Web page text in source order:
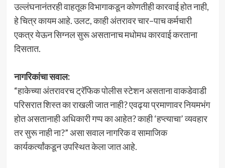
उल्लंघनानंतरही वाहतूक विभागाकडून कोणतीही कारवाई होत नाही,
हे चित्र कायम आहे. उलट, काही अंतरावर चार–पाच कर्मचारी
एकत्र येऊन सिग्नल सुरू असतानाच मधोमध कारवाई करताना
दिसतात.
नागरिकांचा सवाल:
“हाकेच्या अंतरावरच ट्रॅफिक पोलीस स्टेशन असताना वाकडेवाडी
परिसरात शिस्त का राखली जात नाही? एवढ्या प्रमाणावर नियमभंग
होत असतानाही अधिकारी गप्प का आहेत? काही ‘हप्त्याचा’ व्यवहार
तर सुरू नाही ना?” असा सवाल नागरिक व सामाजिक
कार्यकर्त्यांकडून उपस्थित केला जात आहे.